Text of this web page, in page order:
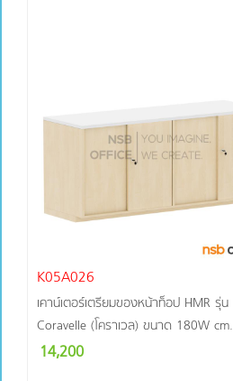
K05A026
เคาน์เตอร์เตรียมของหน้าท็อป HMR รุ่น
Coravelle (โคราเวล) ขนาด 180W cm.
14,200